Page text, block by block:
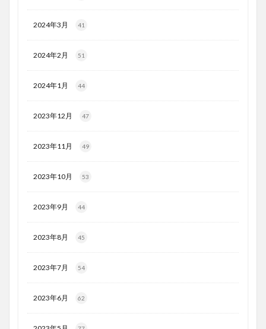
2024年3月 41
2024年2月 51
2024年1月 44
2023年12月 47
2023年11月 49
2023年10月 53
2023年9月 44
2023年8月 45
2023年7月 54
2023年6月 62